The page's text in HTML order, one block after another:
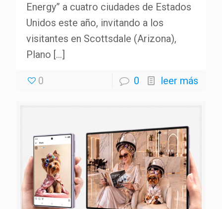
Energy” a cuatro ciudades de Estados
Unidos este año, invitando a los
visitantes en Scottsdale (Arizona),
Plano […]
0 0 leer más